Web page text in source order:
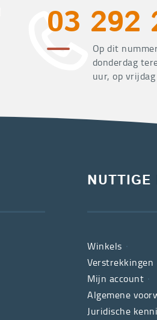
03 292
Op dit
donderdag
uur, op
NUTTIGE
Winkels
Verstrekkingen
Mijn account
Algemene
Juridische